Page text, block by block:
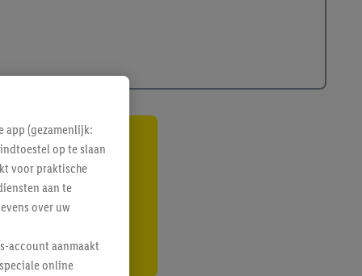
app (gezamenlijk:
op te slaan
voor praktische
aan te
over uw
account aanmaakt
online